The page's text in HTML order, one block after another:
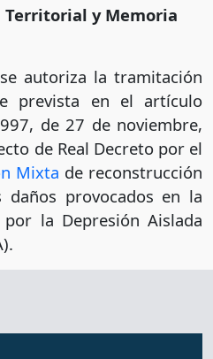
y Memoria
autoriza la tramitación
prevista en el artículo
de 27 de noviembre,
de Real Decreto por el
Mixta de reconstrucción
provocados en la
la Depresión Aislada